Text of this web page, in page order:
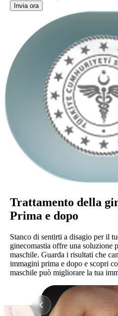
Invia ora
Trattamento della
Prima e dopo
Stanco di sentirti a disagio per il
ginecomastia offre una soluzione
maschile. Guarda i risultati che
immagini prima e dopo e scopri
maschile può migliorare la tua